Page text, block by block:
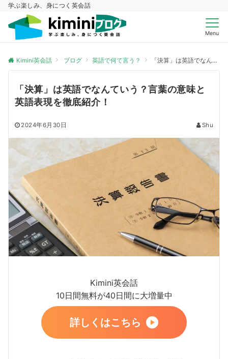
学ぶ楽しみ、身につく英会話
Menu
Kimini英会話 ブログ 英語で何て言う？ 「決算」は英語でなんていう？言葉の意味と英語表現を徹底紹介！
「決算」は英語でなんていう？言葉の意味と
英語表現を徹底紹介！
2024年6月30日 Shu
Kimini英会話
10日間無料が40日間に大増量中
詳しくはこちら